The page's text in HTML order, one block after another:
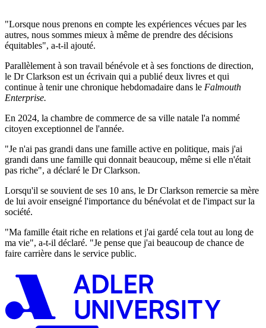
"Lorsque nous prenons en compte les expériences vécues par les
autres, nous sommes mieux à même de prendre des décisions
équitables", a-t-il ajouté.
Parallèlement à son travail bénévole et à ses fonctions de direction,
le Dr Clarkson est un écrivain qui a publié deux livres et qui
continue à tenir une chronique hebdomadaire dans le Falmouth
Enterprise.
En 2024, la chambre de commerce de sa ville natale l'a nommé
citoyen exceptionnel de l'année.
"Je n'ai pas grandi dans une famille active en politique, mais j'ai
grandi dans une famille qui donnait beaucoup, même si elle n'était
pas riche", a déclaré le Dr Clarkson.
Lorsqu'il se souvient de ses 10 ans, le Dr Clarkson remercie sa mère
de lui avoir enseigné l'importance du bénévolat et de l'impact sur la
société.
"Ma famille était riche en relations et j'ai gardé cela tout au long de
ma vie", a-t-il déclaré. "Je pense que j'ai beaucoup de chance de
faire carrière dans le service public.